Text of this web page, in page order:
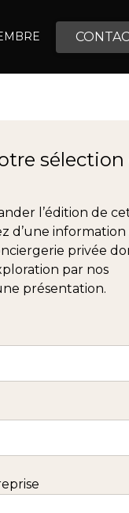
sélection
l’édition de
d’une information
privée
par nos
présentation.